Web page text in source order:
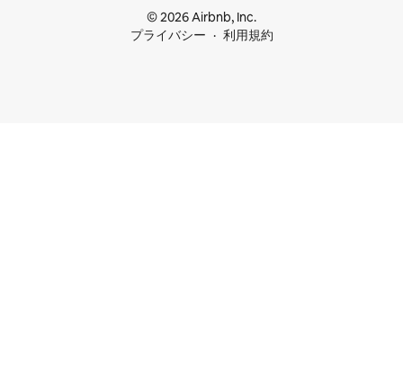
© 2026 Airbnb, Inc.
プライバシー
利用規約